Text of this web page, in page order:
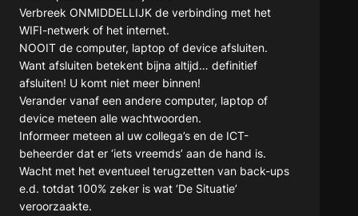
Verbreek ONMIDDELLIJK de verbinding met het
WIFI-netwerk of het internet.
NOOIT de computer, laptop of device afsluiten.
Want afsluiten betekent bijna altijd… definitief
afsluiten! U komt niet meer binnen!
Verander vanaf een andere computer, laptop of
device meteen alle wachtwoorden.
Informeer meteen al uw collega’s en de ICT-
beheerder dat er ‘iets vreemds’ aan de hand is.
Wacht met het eventueel terugzetten van back-ups
e.d. totdat 100% zeker is wat ‘De Situatie’
veroorzaakte.